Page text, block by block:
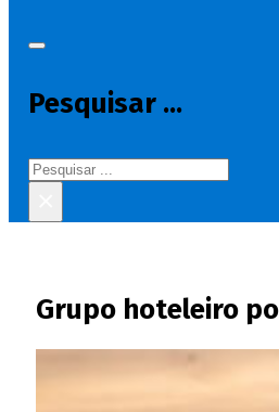
Pesquisar ...
Pesquisar
Grupo hoteleiro